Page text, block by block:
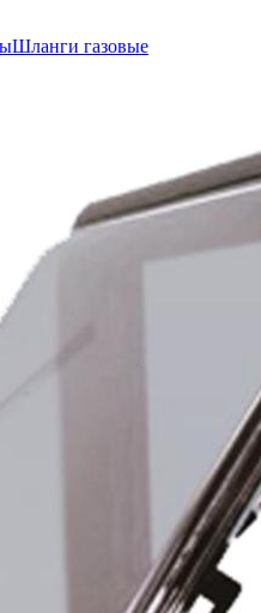
Шланги газовые